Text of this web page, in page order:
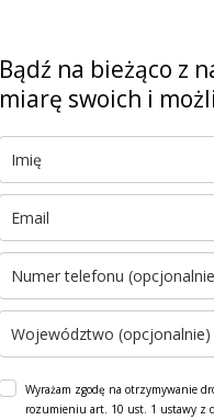
Bądź na bieżąco z
miarę swoich i
Wyrażam zgodę na otrzymywanie
rozumieniu art. 10 ust. 1 ustawy z